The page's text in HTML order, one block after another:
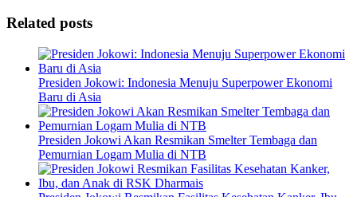
Related posts
Presiden Jokowi: Indonesia Menuju Superpower Ekonomi
Baru di Asia
Presiden Jokowi Akan Resmikan Smelter Tembaga dan
Pemurnian Logam Mulia di NTB